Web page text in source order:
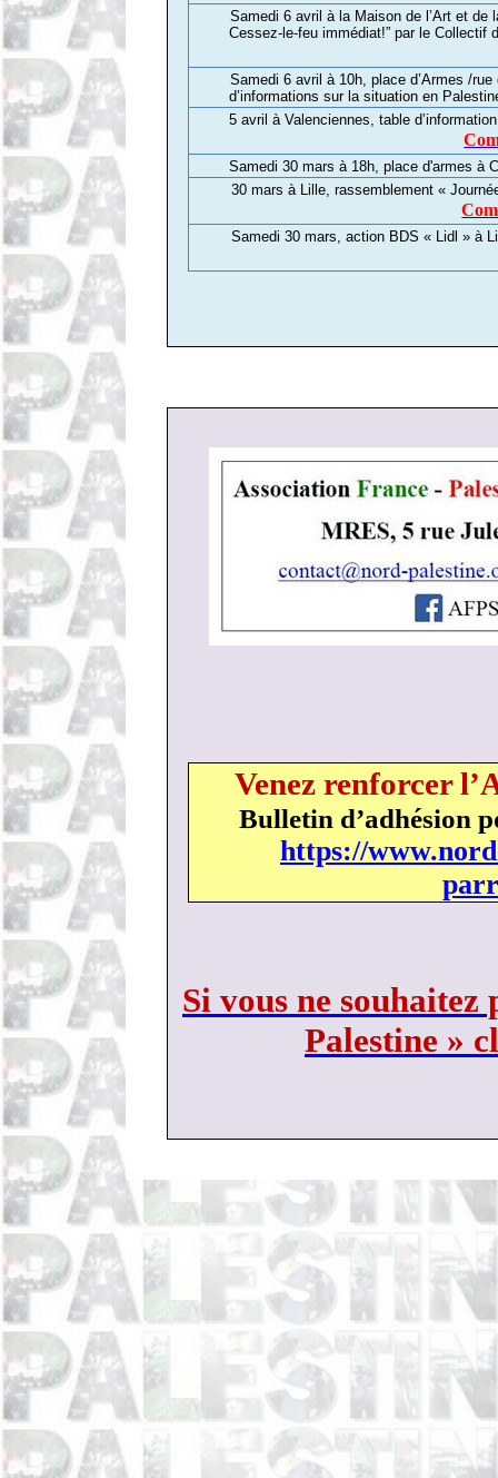
Samedi 6 avril à la Maison de l’Art et de
Cessez-le-feu immédiat!” par le
Samedi 6 avril à 10h, place d’Armes /
d’informations sur la situation en
5 avril à Valenciennes, table
Samedi 30 mars à 18h, place d'armes à
30 mars à Lille, rassemblement «
Samedi 30 mars, action BDS « Lidl » à
Venez renforcer
Bulletin d’adhésion
https://
Si vous ne souhaitez
Palestine »